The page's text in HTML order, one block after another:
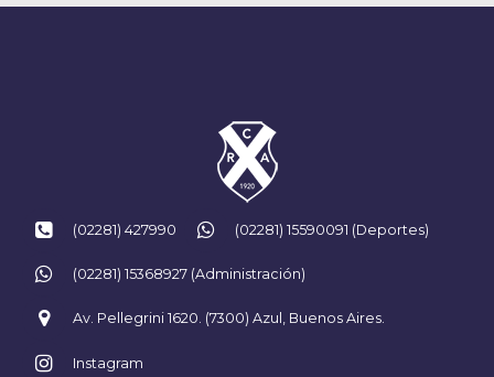
(02281) 427990 (02281) 15590091 (Deportes)
(02281) 15368927 (Administración)
Av. Pellegrini 1620. (7300) Azul, Buenos Aires.
Instagram